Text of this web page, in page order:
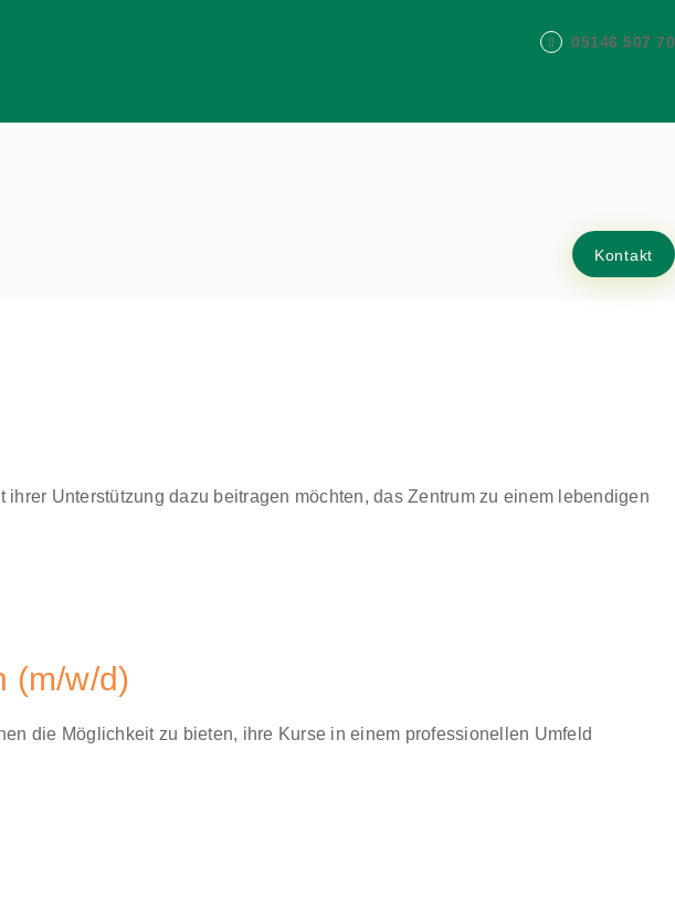
05146 507 70
Kontakt
Unterstützung dazu beitragen möchten, das Zentrum zu einem lebendigen
(m/w/d)
die Möglichkeit zu bieten, ihre Kurse in einem professionellen Umfeld